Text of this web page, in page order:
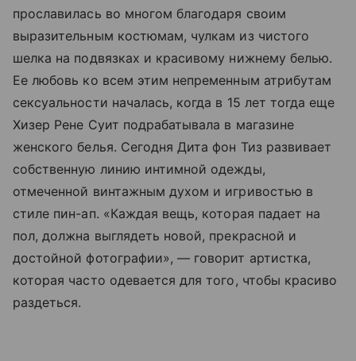
прославилась во многом благодаря своим
выразительным костюмам, чулкам из чистого
шелка на подвязках и красивому нижнему белью.
Ее любовь ко всем этим непременным атрибутам
сексуальности началась, когда в 15 лет тогда еще
Хизер Рене Суит подрабатывала в магазине
женского белья. Сегодня Дита фон Тиз развивает
собственную линию интимной одежды,
отмеченной винтажным духом и игривостью в
стиле пин-ап. «Каждая вещь, которая падает на
пол, должна выглядеть новой, прекрасной и
достойной фотографии», — говорит артистка,
которая часто одевается для того, чтобы красиво
раздеться.